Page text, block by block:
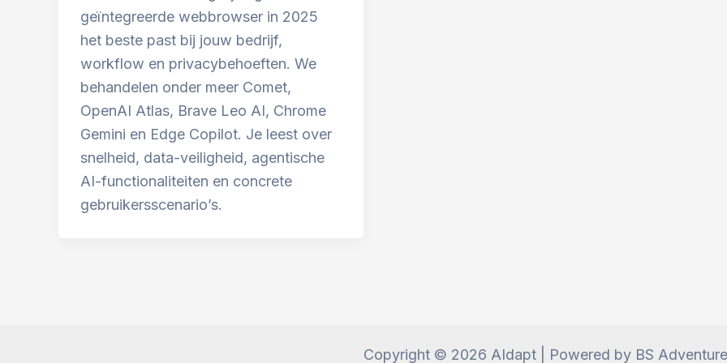
geïntegreerde webbrowser in 2025
het beste past bij jouw bedrijf,
workflow en privacybehoeften. We
behandelen onder meer Comet,
OpenAI Atlas, Brave Leo AI, Chrome
Gemini en Edge Copilot. Je leest over
snelheid, data-veiligheid, agentische
AI-functionaliteiten en concrete
gebruikersscenario’s.
Copyright © 2026 AIdapt | Powered by BS Adventure